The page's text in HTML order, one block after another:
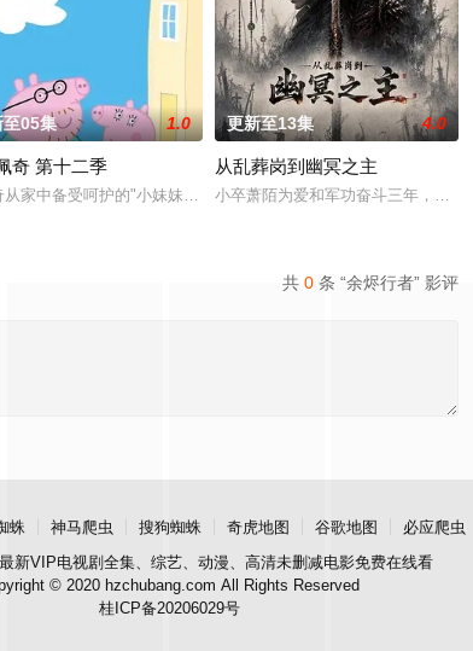
就趁机夺走了他的武魂，还导致其差点吐血身亡。与此同时，林
侵，人、幽两界势力荼毒人间，捕蛇者许应因看不惯为幽界卖命
至05集 1.0
奇 第十二季
从家中备受呵护的"小妹妹"一跃成为肩负责任的"大姐姐"，而乔治从
更新至13集 4.0
从乱葬岗到幽冥之主
小卒萧陌为爱和军功奋斗三年，却被
共 0 条 “余烬行者” 影评
蛛 神马爬虫 搜狗蜘蛛 奇虎地图 谷歌地图
必应爬虫
新VIP电视剧全集、综艺、动漫、高清未删减电影免费在线看
© 2020 hzchubang.com All Rights Reserved
桂ICP备20206029号